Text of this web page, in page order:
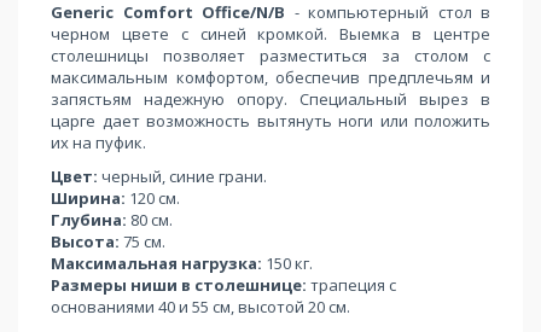
Generic Comfort Office/N/B - компьютерный стол в
черном цвете с синей кромкой. Выемка в центре
столешницы позволяет разместиться за столом с
максимальным комфортом, обеспечив предплечьям и
запястьям надежную опору. Специальный вырез в
царге дает возможность вытянуть ноги или положить
их на пуфик.
Цвет: черный, синие грани.
Ширина: 120 см.
Глубина: 80 см.
Высота: 75 см.
Максимальная нагрузка: 150 кг.
Размеры ниши в столешнице: трапеция с
основаниями 40 и 55 см, высотой 20 см.